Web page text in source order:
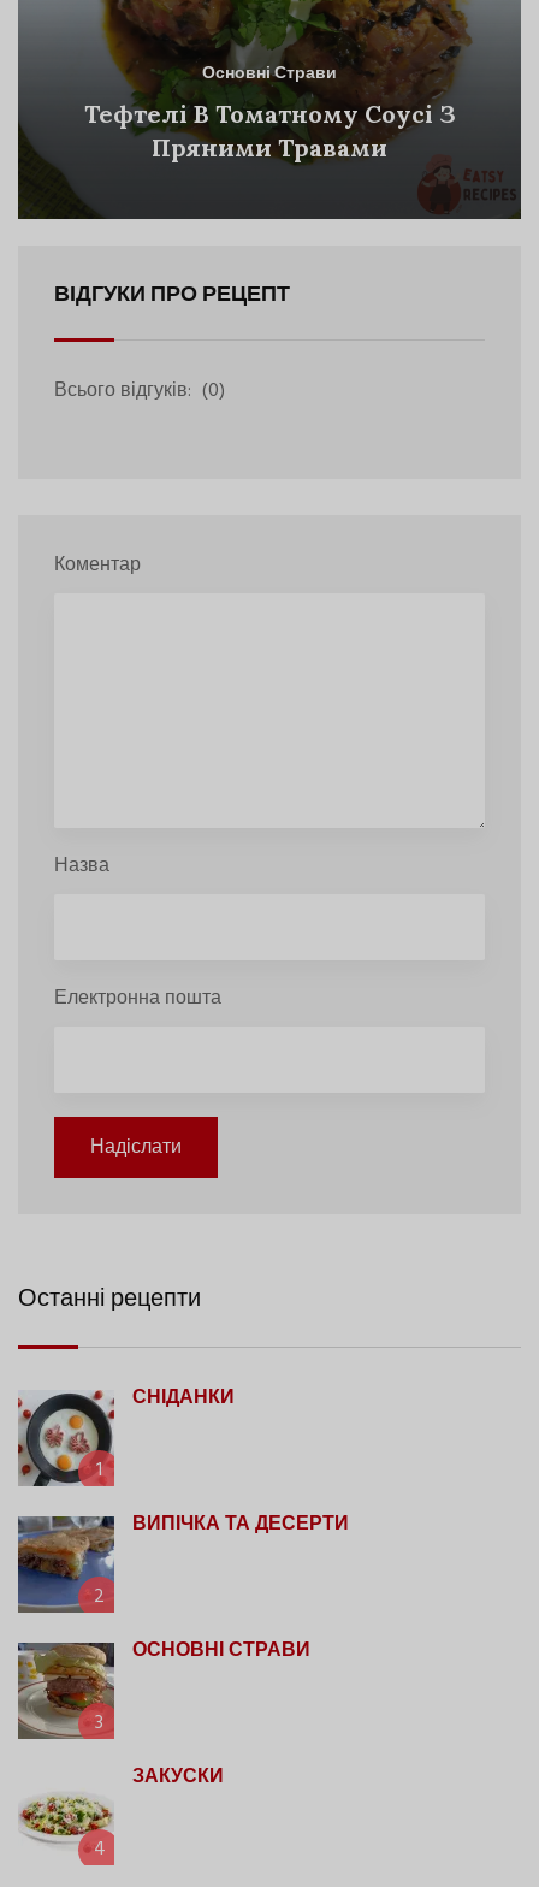
Основні Страви
Тефтелі В Томатному Соусі З
Пряними Травами
ВІДГУКИ ПРО РЕЦЕПТ
Всього відгуків: (0)
Коментар
Назва
Електронна пошта
Надіслати
Останні рецепти
1
СНІДАНКИ
2
ВИПІЧКА ТА ДЕСЕРТИ
3
ОСНОВНІ СТРАВИ
4
ЗАКУСКИ